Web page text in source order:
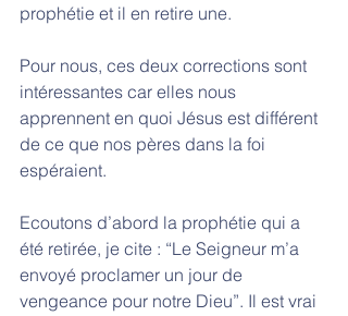
prophétie et il en retire une.
Pour nous, ces deux corrections sont
intéressantes car elles nous
apprennent en quoi Jésus est différent
de ce que nos pères dans la foi
espéraient.
Ecoutons d’abord la prophétie qui a
été retirée, je cite : “Le Seigneur m’a
envoyé proclamer un jour de
vengeance pour notre Dieu”. Il est vrai